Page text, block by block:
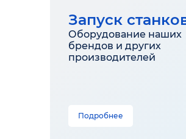
Запуск
Оборудование наших
брендов и других
производителей
Подробнее